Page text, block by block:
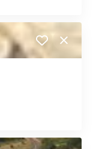
Close